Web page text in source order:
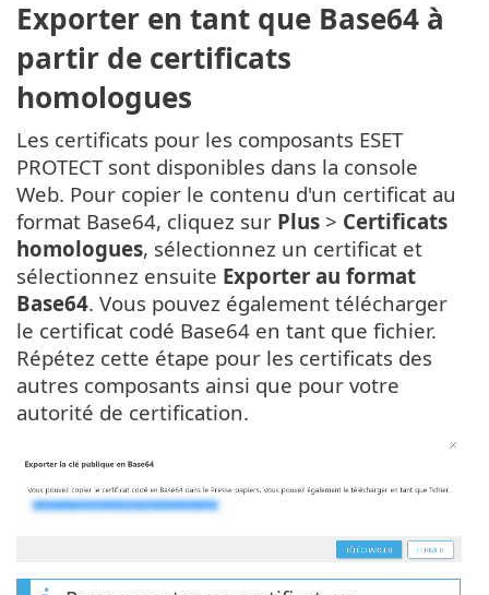
Exporter en tant que Base64 à
partir de certificats
homologues
Les certificats pour les composants ESET
PROTECT sont disponibles dans la console
Web. Pour copier le contenu d'un certificat au
format Base64, cliquez sur Plus > Certificats
homologues, sélectionnez un certificat et
sélectionnez ensuite Exporter au format
Base64. Vous pouvez également télécharger
le certificat codé Base64 en tant que fichier.
Répétez cette étape pour les certificats des
autres composants ainsi que pour votre
autorité de certification.